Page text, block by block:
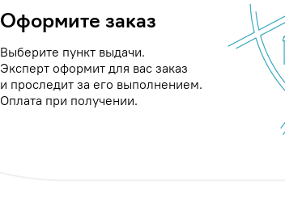
Оформите заказ
Выберите пункт выдачи.
Эксперт оформит для вас заказ
и проследит за его выполнением.
Оплата при получении.